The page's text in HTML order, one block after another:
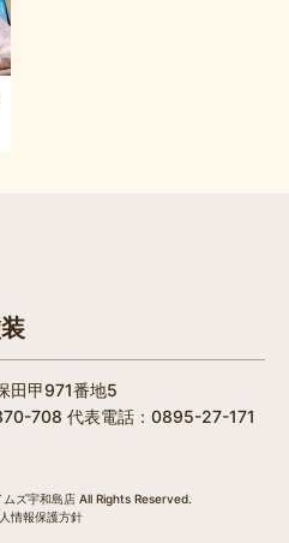
田甲971番地5
708 代表電話：0895-27-171
ズ宇和島店 All Rights Reserved.
情報保護方針